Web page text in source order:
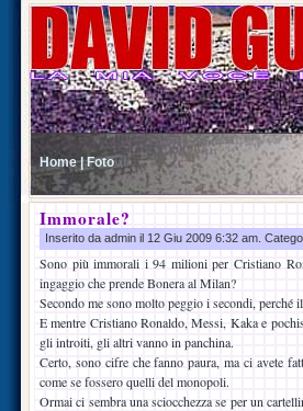
Home | Foto
Immorale?
Inserito da admin il 12 Giu 2009 6:32 am.
Sono più immorali i 94 milioni per Cristiano
ingaggio che prende Bonera al Milan?
Secondo me sono molto peggio i secondi, perché
E mentre Cristiano Ronaldo, Messi, Kaka e
gli introiti, gli altri vanno in panchina.
Certo, sono cifre che fanno paura, ma ci avete
come se fossero quelli del monopoli.
Ormai ci sembra una sciocchezza se per un